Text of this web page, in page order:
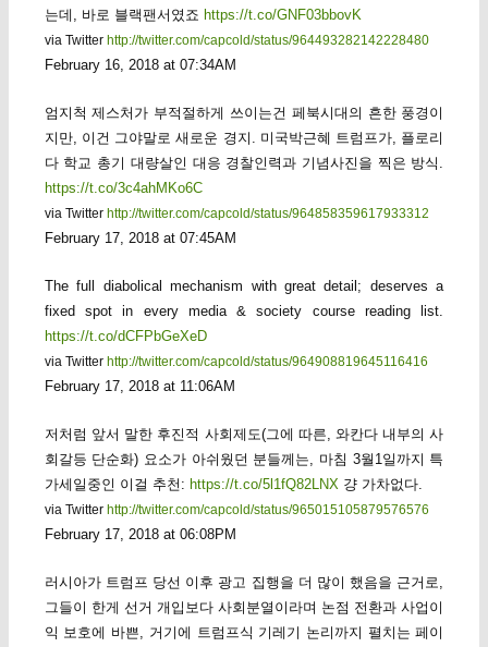
는데, 바로 블랙팬서였죠 https://t.co/GNF03bbovK
via Twitter http://twitter.com/capcold/status/964493282142228480
February 16, 2018 at 07:34AM
엄지척 제스처가 부적절하게 쓰이는건 페북시대의 흔한 풍경이
지만, 이건 그야말로 새로운 경지. 미국박근혜 트럼프가, 플로리
다 학교 총기 대량살인 대응 경찰인력과 기념사진을 찍은 방식.
https://t.co/3c4ahMKo6C
via Twitter http://twitter.com/capcold/status/964858359617933312
February 17, 2018 at 07:45AM
The full diabolical mechanism with great detail; deserves a
fixed spot in every media & society course reading list.
https://t.co/dCFPbGeXeD
via Twitter http://twitter.com/capcold/status/964908819645116416
February 17, 2018 at 11:06AM
저처럼 앞서 말한 후진적 사회제도(그에 따른, 와칸다 내부의 사
회갈등 단순화) 요소가 아쉬웠던 분들께는, 마침 3월1일까지 특
가세일중인 이걸 추천: https://t.co/5l1fQ82LNX 걍 가차없다.
via Twitter http://twitter.com/capcold/status/965015105879576576
February 17, 2018 at 06:08PM
러시아가 트럼프 당선 이후 광고 집행을 더 많이 했음을 근거로,
그들이 한게 선거 개입보다 사회분열이라며 논점 전환과 사업이
익 보호에 바쁜, 거기에 트럼프식 기레기 논리까지 펼치는 페이